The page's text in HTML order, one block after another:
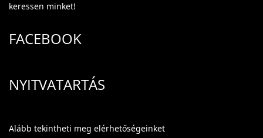
keressen minket!
FACEBOOK
NYITVATARTÁS
Alább tekintheti meg elérhetőségeinket